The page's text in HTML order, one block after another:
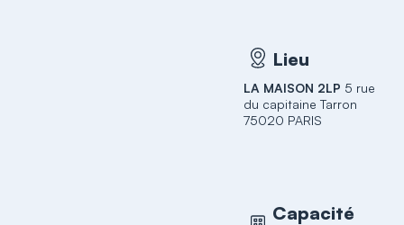
Lieu
LA MAISON 2LP 5 rue
du capitaine Tarron
75020 PARIS
Capacité